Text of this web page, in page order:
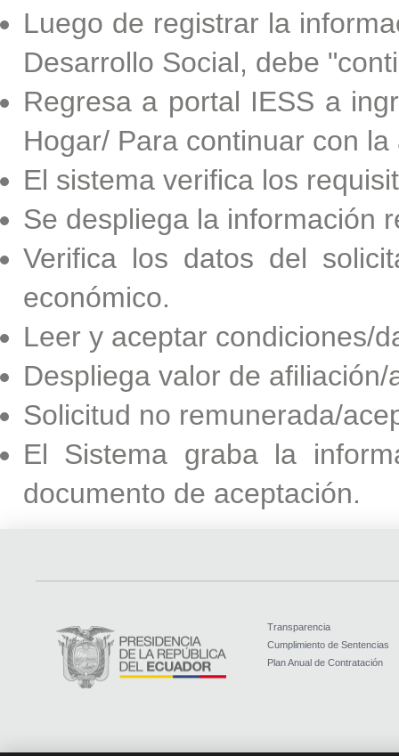
Luego de registrar la
Desarrollo Social, debe
Regresa a portal IESS a
Hogar/ Para continuar con la
El sistema verifica los
Se despliega la información
Verifica los datos del
económico.
Leer y aceptar condiciones/
Despliega valor de
Solicitud no remunerada/
El Sistema graba la
documento de aceptación.
Transparencia
Cumplimiento de Sentencias
Plan Anual de Contratación